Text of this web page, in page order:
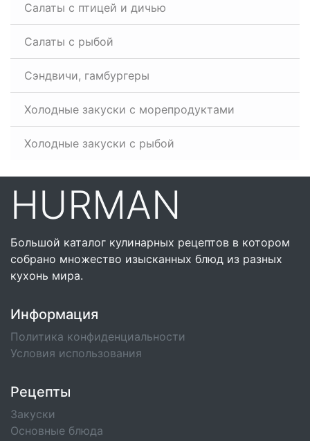
Салаты с птицей и дичью
Салаты с рыбой
Сэндвичи, гамбургеры
Холодные закуски с морепродуктами
Холодные закуски с рыбой
HURMAN
Большой каталог кулинарных рецептов в котором
собрано множество изысканных блюд из разных
кухонь мира.
Информация
Политика конфиденциальности
Условия использования
Рецепты
Закуски
Основные блюда